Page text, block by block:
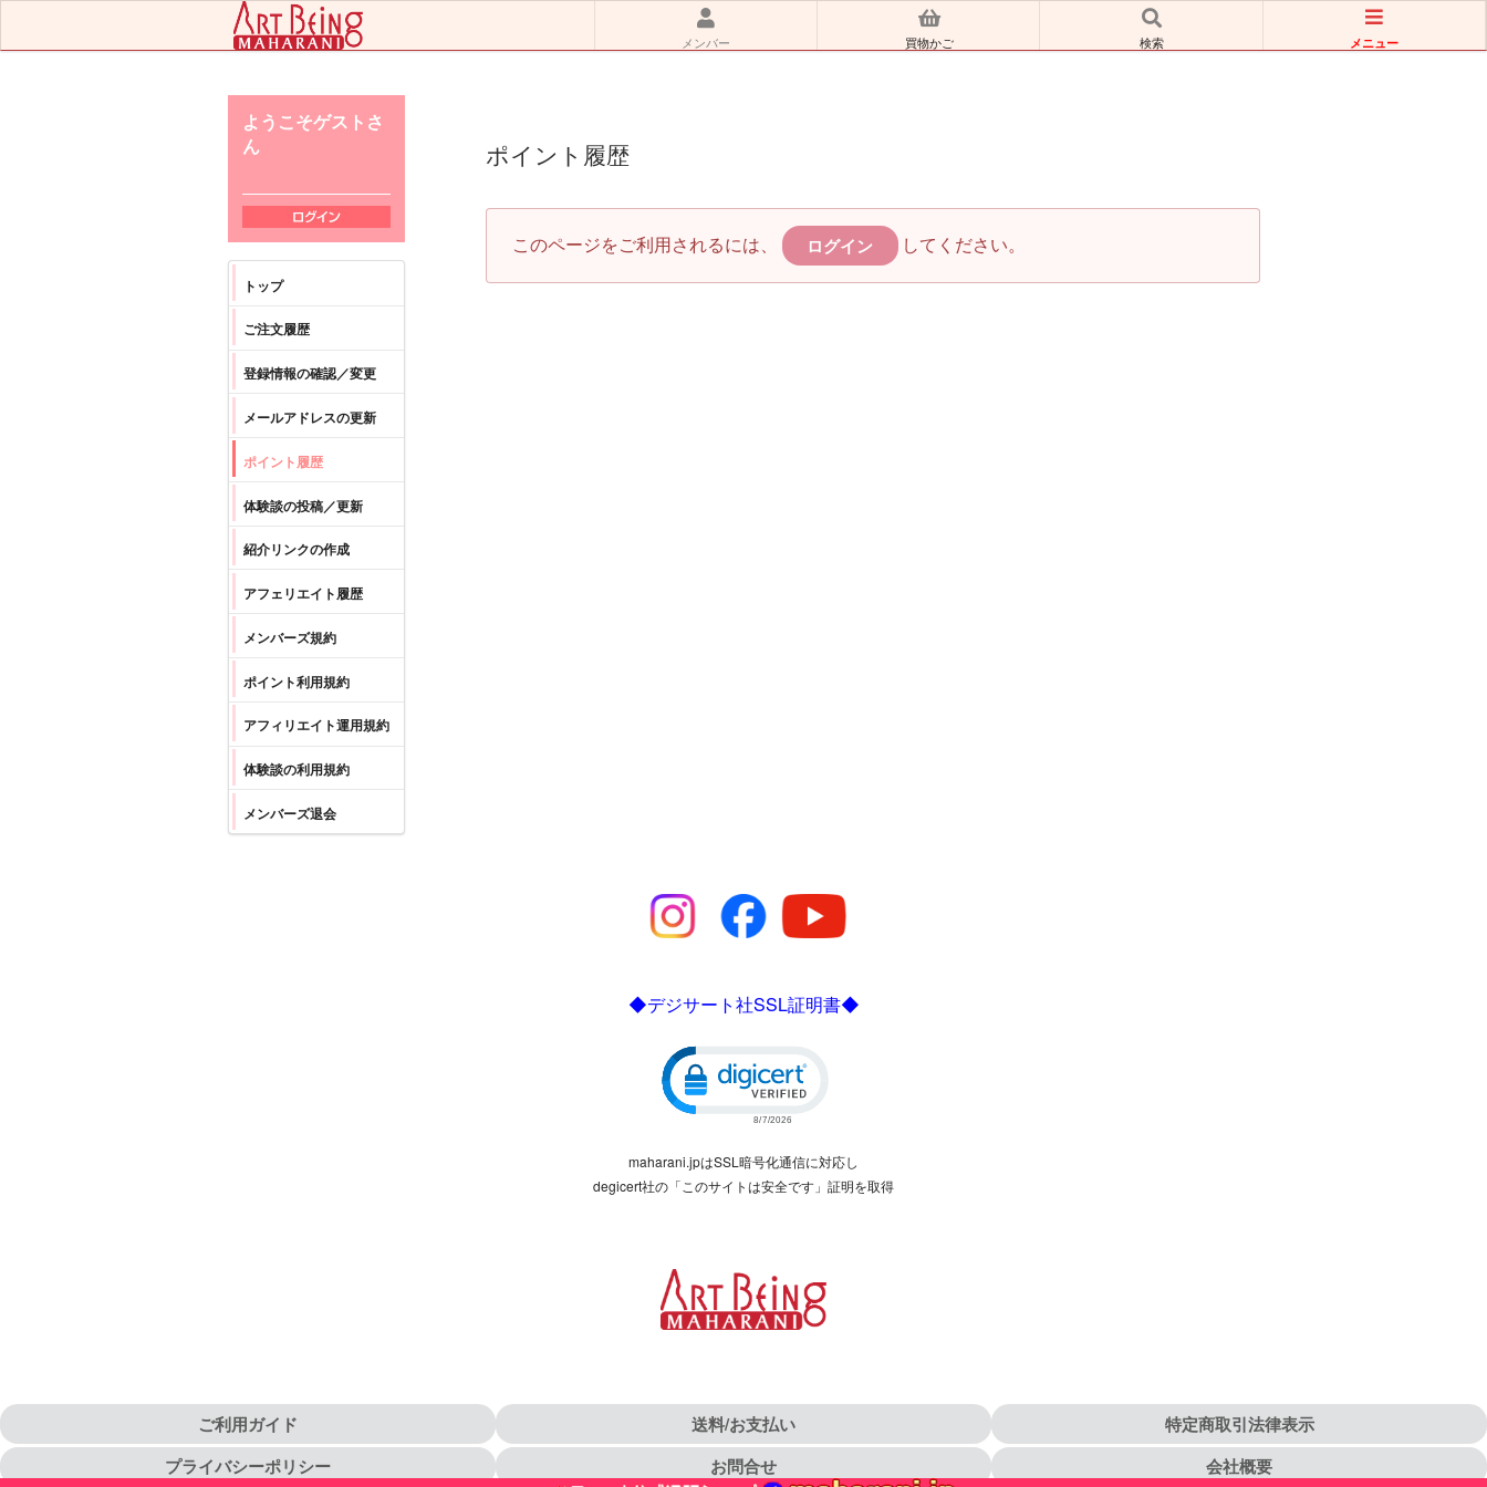
メンバー 買物かご 検索 メニュー
ようこそゲストさ
ん
トップ
ご注文履歴
登録情報の確認／変更
メールアドレスの更新
ポイント履歴
体験談の投稿／更新
紹介リンクの作成
アフェリエイト履歴
メンバーズ規約
ポイント利用規約
アフィリエイト運用規約
体験談の利用規約
メンバーズ退会
ポイント履歴
このページをご利用されるには、 ログイン してください。
◆デジサート社SSL証明書◆
maharani.jpはSSL暗号化通信に対応し
degicert社の「このサイトは安全です」証明を取得
ご利用ガイド 送料/お支払い
特定商取引法律表示
プライバシーポリシー
お問合せ 会社概要